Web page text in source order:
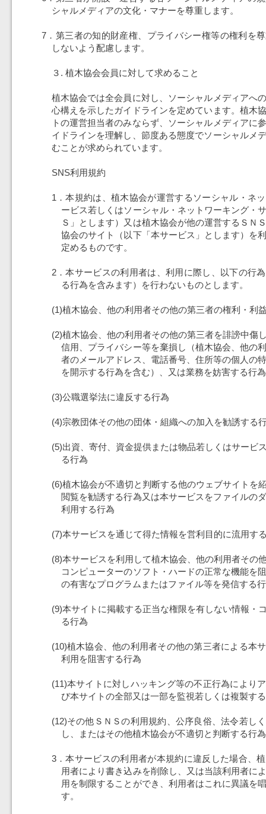
シャルメディアの文化・マナーを尊重します。
7．第三者の知的財産権、プライバシー権等の権利を
しないよう配慮します。
３. 植木協会会員に対して求めること
植木協会では全会員に対し、ソーシャルメディアへ
心構えを示したガイドラインを定めています。植木
トの運営担当者のみならず、ソーシャルメディアに
イドラインを理解し、節度ある態度でソーシャルメ
むことが求められています。
SNS利用規約
1．本規約は、植木協会が運営するソーシャル・ネ
ービス若しくはソーシャル・ネットワーキング・
Ｓ」とします）又は植木協会が他の運営するＳＮ
協会のサイト（以下「本サービス」とします）を
定めるものです。
2．本サービスの利用者は、利用に際し、以下の行
る行為を含みます）を行わないものとします。
(1)植木協会、他の利用者その他の第三者の権利・利
(2)植木協会、他の利用者その他の第三者を誹謗中傷
信用、プライバシー等を棄損し（植木協会、他の
者のメールアドレス、電話番号、住所等の個人の
を開示する行為を含む）、又は業務を妨害する行為
(3)公職選挙法に違反する行為
(4)宗教団体その他の団体・組織への加入を勧誘する
(5)出資、寄付、資金提供または物品若しくはサービ
る行為
(6)植木協会が不適切と判断する他のウェブサイトを
閲覧を勧誘する行為又は本サービスをファイルの
利用する行為
(7)本サービスを通じて得た情報を営利目的に流用す
(8)本サービスを利用して植木協会、他の利用者その
コンピューターのソフト・ハードの正常な機能を
の有害なプログラムまたはファイル等を発信する
(9)本サイトに掲載する正当な権限を有しない情報・
る行為
(10)植木協会、他の利用者その他の第三者による本
利用を阻害する行為
(11)本サイトに対しハッキング等の不正行為により
び本サイトの全部又は一部を監視若しくは複製す
(12)その他ＳＮＳの利用規約、公序良俗、法令若し
し、またはその他植木協会が不適切と判断する行為
3．本サービスの利用者が本規約に違反した場合、
用者により書き込みを削除し、又は当該利用者に
用を制限することができ、利用者はこれに異議を
す。